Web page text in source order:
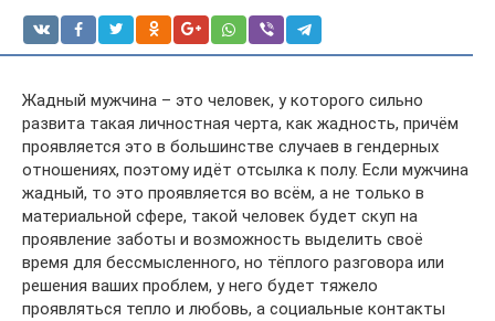
Жадный мужчина – это человек, у которого сильно
развита такая личностная черта, как жадность, причём
проявляется это в большинстве случаев в гендерных
отношениях, поэтому идёт отсылка к полу. Если мужчина
жадный, то это проявляется во всём, а не только в
материальной сфере, такой человек будет скуп на
проявление заботы и возможность выделить своё
время для бессмысленного, но тёплого разговора или
решения ваших проблем, у него будет тяжело
проявляться тепло и любовь, а социальные контакты